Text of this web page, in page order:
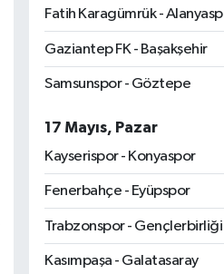
Fatih Karagümrük -
Gaziantep FK - Başakşehir
Samsunspor - Göztepe
17 Mayıs, Pazar
Kayserispor - Konyaspor
Fenerbahçe - Eyüpspor
Trabzonspor - Gençlerbirliği
Kasımpaşa - Galatasaray